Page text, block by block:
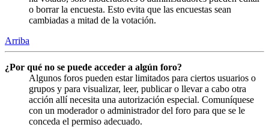
o borrar la encuesta. Esto evita que las encuestas sean
cambiadas a mitad de la votación.
Arriba
¿Por qué no se puede acceder a algún foro?
Algunos foros pueden estar limitados para ciertos usuarios o
grupos y para visualizar, leer, publicar o llevar a cabo otra
acción allí necesita una autorización especial. Comuníquese
con un moderador o administrador del foro para que se le
conceda el permiso adecuado.